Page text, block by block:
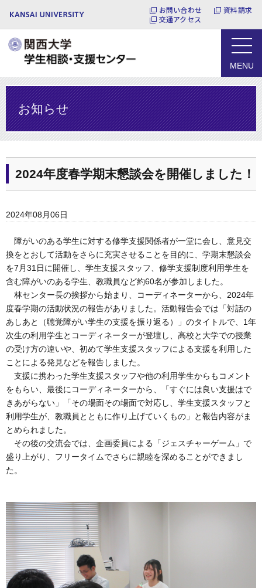
お問い合わせ
資料請求
交通アクセス
MENU
お知らせ
2024年度春学期末懇談会を開催しました！
2024年08月06日
障がいのある学生に対する修学支援関係者が一堂に会し、意見交
換をとおして活動をさらに充実させることを目的に、学期末懇談会
を7 月31 日に開催し、学生支援スタッフ、修学支援制度利用学生を
含む障がいのある学生、教職員など約60名が参加しました。
林センター長の挨拶から始まり、コーディネーターから、 2024年
度春学期の活動状況の報告がありました。活動報告会では「対話の
あしあと（聴覚障がい学生の支援を振り返る）」のタイトルで、 1年
次生の利用学生とコーディネーターが登壇し、高校と大学での授業
の受け方の違いや、初めて学生支援スタッフによる支援を利用した
ことによる発見などを報告しました。
支援に携わった学生支援スタッフや他の利用学生からもコメント
をもらい、最後にコーディネーターから、「すぐには良い支援はで
きあがらない」「その場面その場面で対応し、学生支援スタッフと
利用学生が、教職員とともに作り上げていくもの」と報告内容がま
とめられました。
その後の交流会では、企画委員による「ジェスチャーゲーム」で
盛り上がり、フリータイムでさらに親睦を深めることができまし
た。